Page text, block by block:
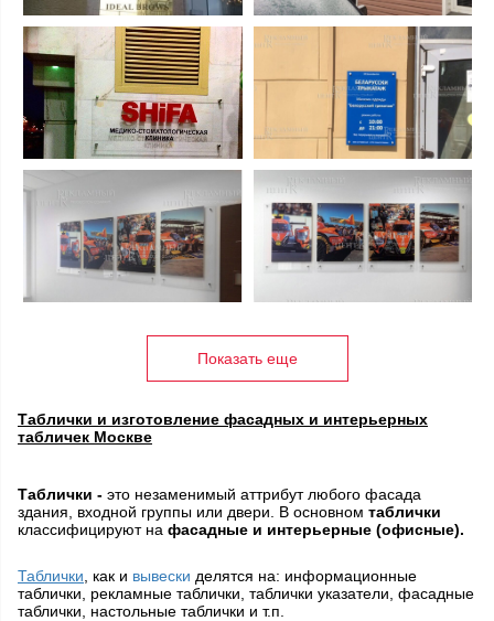
Показать еще
Таблички и изготовление фасадных и интерьерных
табличек Москве
Таблички - это незаменимый аттрибут любого фасада
здания, входной группы или двери. В основном таблички
классифицируют на фасадные и интерьерные (офисные).
Таблички , как и вывески делятся на: информационные
таблички, рекламные таблички, таблички указатели, фасадные
таблички, настольные таблички и т.п.